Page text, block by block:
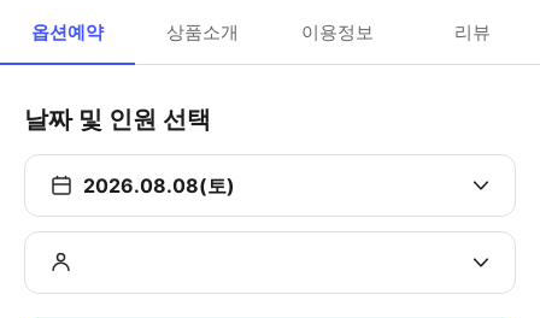
옵션예약 상품소개 이용정보 리뷰
날짜 및 인원 선택
2026.08.08(토)